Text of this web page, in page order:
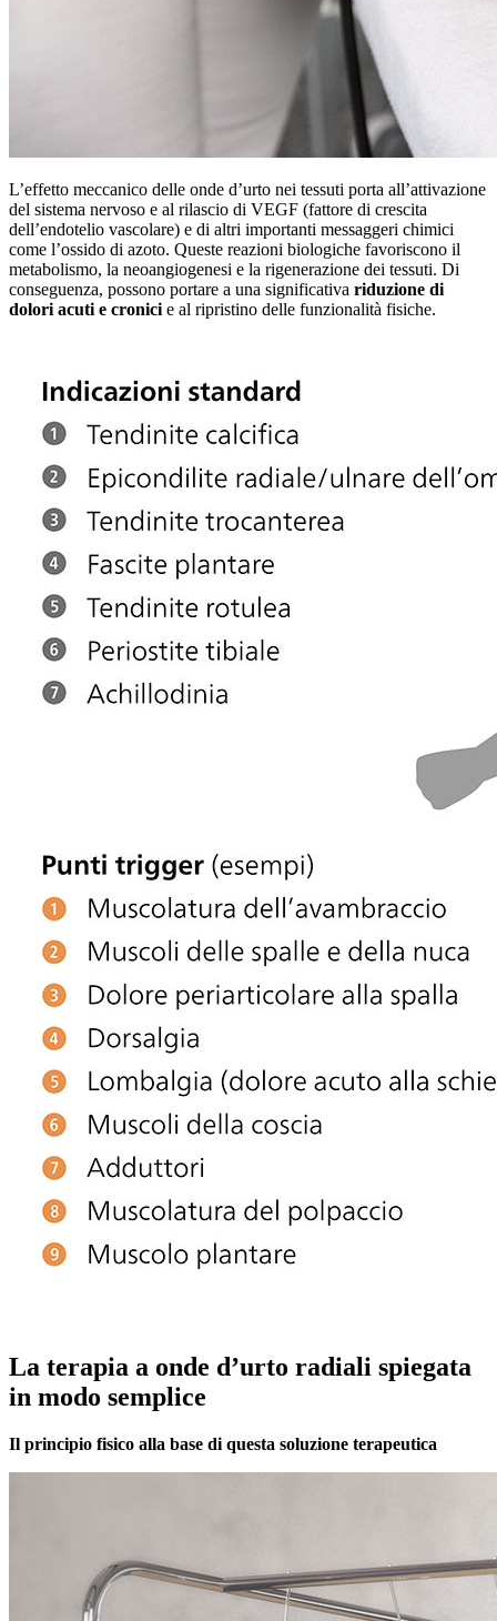
L’effetto meccanico delle onde d’urto nei tessuti porta all’attivazione
del sistema nervoso e al rilascio di VEGF (fattore di crescita
dell’endotelio vascolare) e di altri importanti messaggeri chimici
come l’ossido di azoto. Queste reazioni biologiche favoriscono il
metabolismo, la neoangiogenesi e la rigenerazione dei tessuti. Di
conseguenza, possono portare a una significativa riduzione di
dolori acuti e cronici e al ripristino delle funzionalità fisiche.
La terapia a onde d’urto radiali spiegata
in modo semplice
Il principio fisico alla base di questa soluzione terapeutica